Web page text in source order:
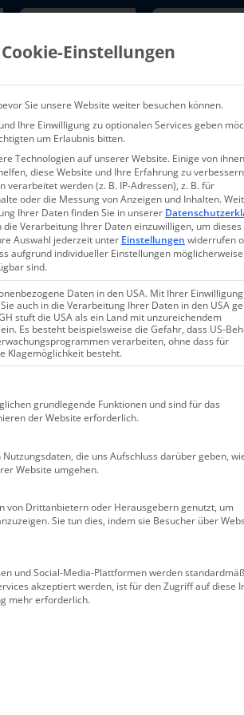
uns Aktuelles & Presse
Cookie-Einstellungen
Sie unsere Website weiter besuchen können.
Ihre Einwilligung zu optionalen Services geben
um Erlaubnis bitten.
Technologien auf unserer Website. Einige von
diese Website und Ihre Erfahrung zu
verarbeitet werden (z. B. IP-Adressen), z. B. für
oder die Messung von Anzeigen und Inhalten.
Ihrer Daten finden Sie in unserer
die Verarbeitung Ihrer Daten einzuwilligen, um dieses
Auswahl jederzeit unter Einstellungen widerrufen
aufgrund individueller Einstellungen
sind.
Daten in den USA. Mit Ihrer
auch in die Verarbeitung Ihrer Daten in den USA
stuft die USA als ein Land mit unzureichendem
Es besteht beispielsweise die Gefahr, dass US-
verarbeiten, ohne dass für
Klagemöglichkeit besteht.
Service-Gruppen, für die eine
grundlegende Funktionen und sind für das
der Website erforderlich.
die uns Aufschluss darüber geben,
Website umgehen.
von Drittanbietern oder Herausgebern genutzt, um
Sie tun dies, indem sie Besucher über
und Social-Media-Plattformen werden
akzeptiert werden, ist für den Zugriff auf diese
mehr erforderlich.